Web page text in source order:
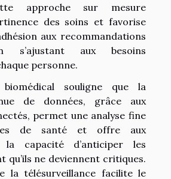
approche sur mesure
des soins et favorise
aux recommandations
s’ajustant aux besoins
personne.
souligne que la
de données, grâce aux
permet une analyse fine
de santé et offre aux
la capacité d’anticiper les
qu’ils ne deviennent critiques.
la télésurveillance facilite le